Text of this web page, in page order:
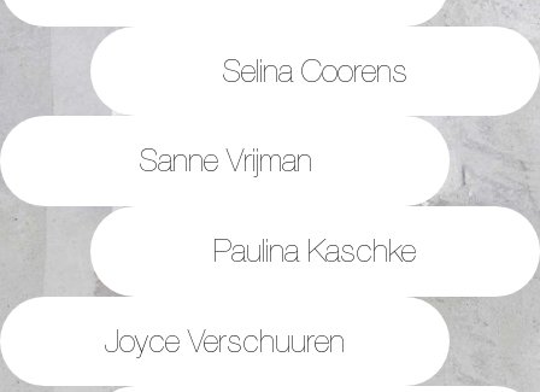
Selina Coorens
Sanne Vrijman
Paulina Kaschke
Joyce Verschuuren